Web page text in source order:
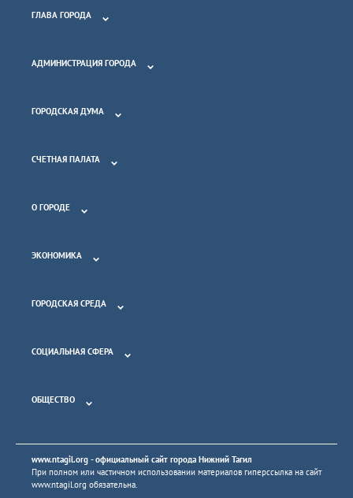
ГЛАВА ГОРОДА
АДМИНИСТРАЦИЯ ГОРОДА
ГОРОДСКАЯ ДУМА
СЧЕТНАЯ ПАЛАТА
О ГОРОДЕ
ЭКОНОМИКА
ГОРОДСКАЯ СРЕДА
СОЦИАЛЬНАЯ СФЕРА
ОБЩЕСТВО
www.ntagil.org - официальный сайт города Нижний Тагил
При полном или частичном использовании материалов гиперссылка на сайт
www.ntagil.org обязательна.